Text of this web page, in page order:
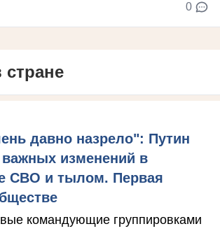
0
стране
давно назрело": Путин
изменений в
СВО и тылом. Первая
командующие группировками